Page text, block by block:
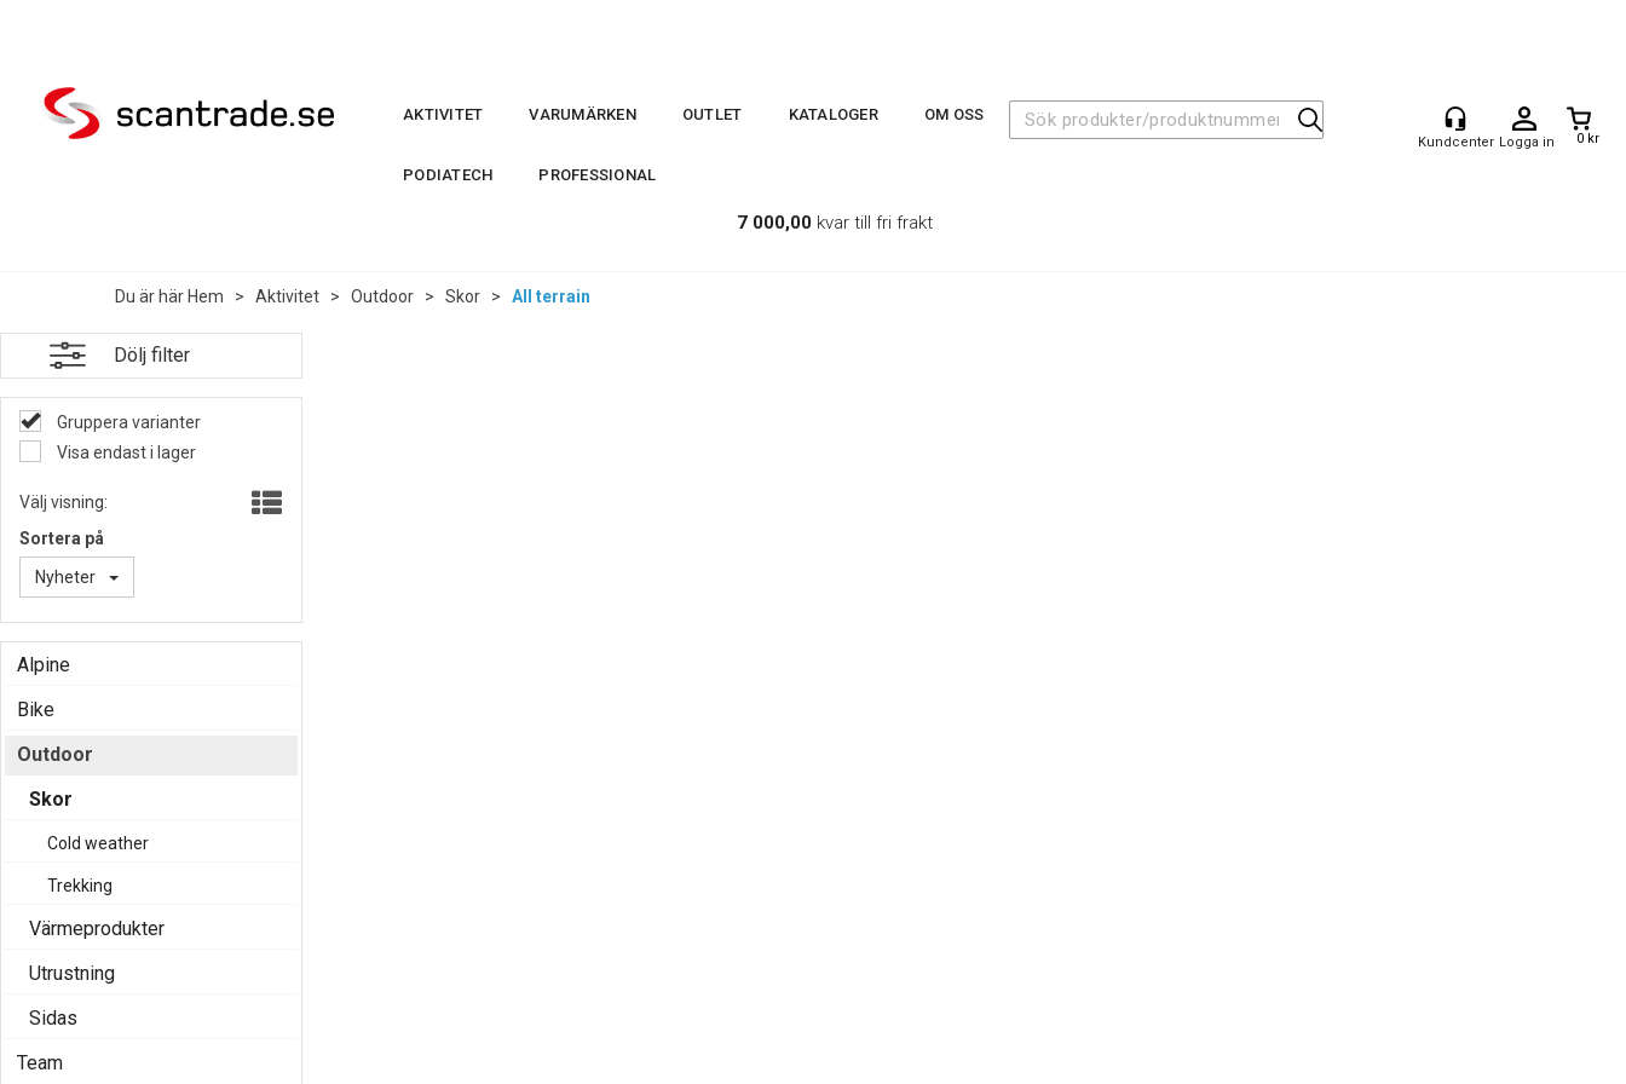
Logga in 0 kr
AKTIVITET VARUMÄRKEN OUTLET KATALOGER OM OSS
PODIATECH PROFESSIONAL
7 000,00 kvar till fri frakt
Du är här Hem > Aktivitet > Outdoor > Skor > All terrain
Dölj filter
Gruppera varianter
Visa endast i lager
Välj visning:
Sortera på
Nyheter
Alpine
Bike
Outdoor
Skor
Cold weather
Trekking
Värmeprodukter
Utrustning
Sidas
Team